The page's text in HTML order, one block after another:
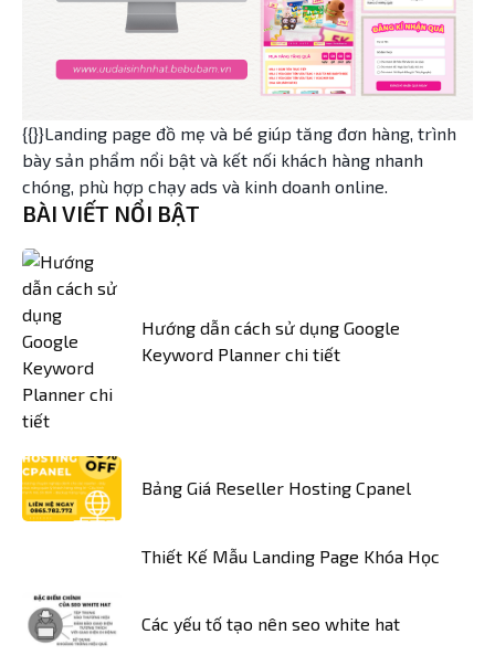
{{}}Landing page đồ mẹ và bé giúp tăng đơn hàng, trình
bày sản phẩm nổi bật và kết nối khách hàng nhanh
chóng, phù hợp chạy ads và kinh doanh online.
BÀI VIẾT NỔI BẬT
Hướng dẫn cách sử dụng Google
Keyword Planner chi tiết
Bảng Giá Reseller Hosting Cpanel
Thiết Kế Mẫu Landing Page Khóa Học
Các yếu tố tạo nên seo white hat